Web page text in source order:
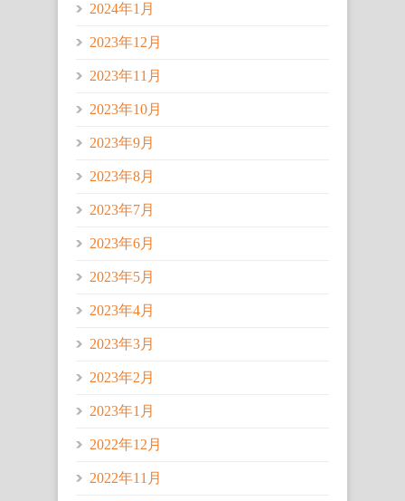
2024年1月
2023年12月
2023年11月
2023年10月
2023年9月
2023年8月
2023年7月
2023年6月
2023年5月
2023年4月
2023年3月
2023年2月
2023年1月
2022年12月
2022年11月